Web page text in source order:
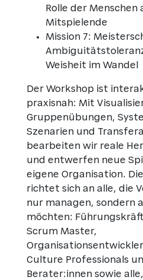
Rolle der
Mitspielende
Mission 7:
Weisheit im Wandel
Der Workshop ist
praxisnah: Mit
Gruppenübungen,
Szenarien und
bearbeiten wir reale
und entwerfen neue
eigene Organisation.
richtet sich an alle, die
nur managen, sondern
möchten:
Scrum Master,
Culture Professionals
Berater:innen sowie